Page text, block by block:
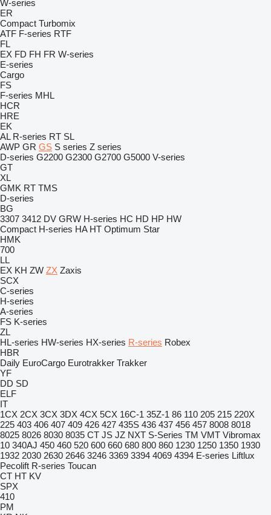
W-series
ER
Compact Turbomix
ATF F-series RTF
FL
EX FD FH FR W-series
E-series
Cargo
FS
F-series MHL
HCR
HRE
EK
AL R-series RT SL
AWP GR GS S series Z series
D-series G2200 G2300 G2700 G5000 V-series
GT
XL
GMK RT TMS
D-series
BG
3307 3412 DV GRW H-series HC HD HP HW
Compact H-series HA HT Optimum Star
HMK
700
LL
EX KH ZW ZX Zaxis
SCX
C-series
H-series
A-series
FS K-series
ZL
HL-series HW-series HX-series R-series Robex
HBR
Daily EuroCargo Eurotrakker Trakker
YF
DD SD
ELF
IT
1CX 2CX 3CX 3DX 4CX 5CX 16C-1 35Z-1 86 110 205 215 220X
225 403 406 407 409 426 427 435S 436 437 456 457 8008 8018
8025 8026 8030 8035 CT JS JZ NXT S-Series TM VMT Vibromax
10 340AJ 450 460 520 600 660 680 800 860 1230 1250 1350 1930
1932 2030 2630 2646 3246 3369 3394 4069 4394 E-series Liftlux
Pecolift R-series Toucan
CT HT KV
SPX
410
PM